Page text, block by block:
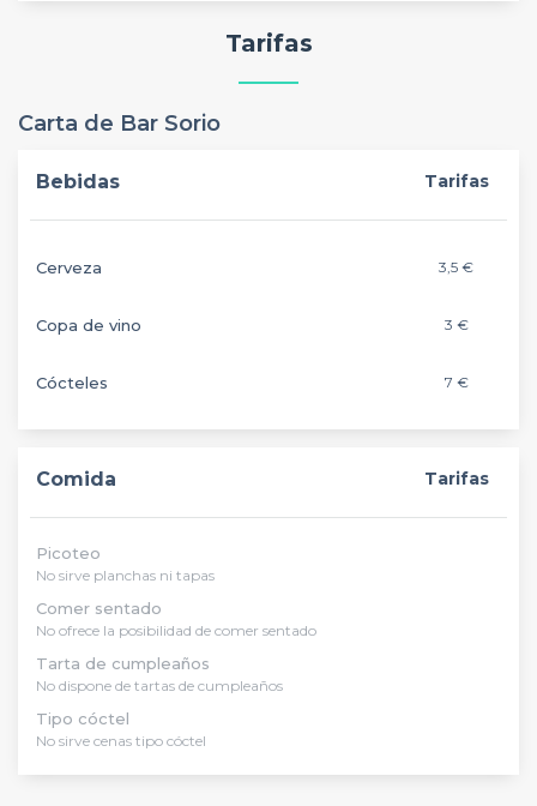
Tarifas
Carta de Bar Sorio
Bebidas Tarifas
Cerveza 3,5 €
Copa de vino 3 €
Cócteles 7 €
Comida Tarifas
Picoteo
No sirve planchas ni tapas
Comer sentado
No ofrece la posibilidad de comer sentado
Tarta de cumpleaños
No dispone de tartas de cumpleaños
Tipo cóctel
No sirve cenas tipo cóctel